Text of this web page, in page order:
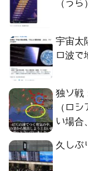
（う
宇宙太
ロ波で
独ソ戦
（ロ
い場合
久しぶ